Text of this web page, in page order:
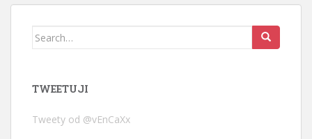
Search
TWEETUJI
Tweety od @vEnCaXx